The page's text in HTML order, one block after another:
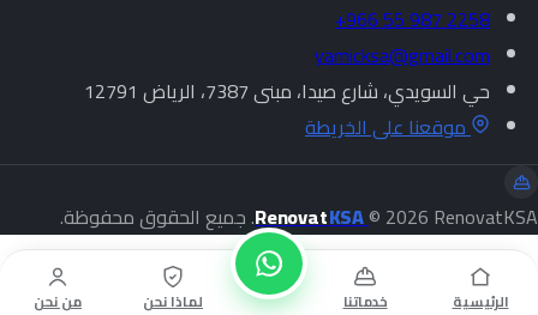
+966 55 987 2258
yamicksa@gmail.com
حي السويدي، شارع صيدا، مبنى 7387، الرياض 12791
موقعنا على الخريطة
RenovatKSA© 2026 RenovatKSA. جميع الحقوق محفوظة.
الرئيسية خدماتنا لماذا نحن من نحن